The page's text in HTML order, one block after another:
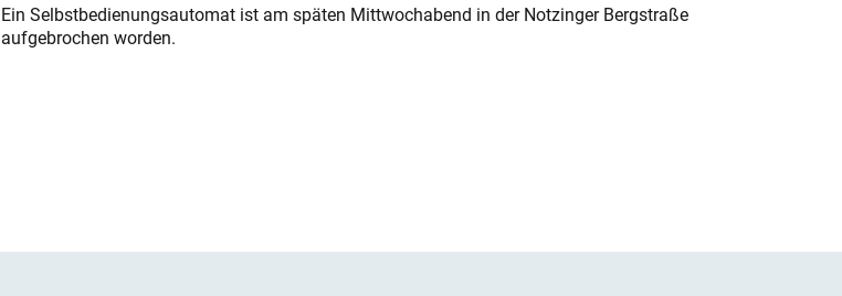
Ein Selbstbedienungsautomat ist am späten Mittwochabend in der Notzinger Bergstraße
aufgebrochen worden.